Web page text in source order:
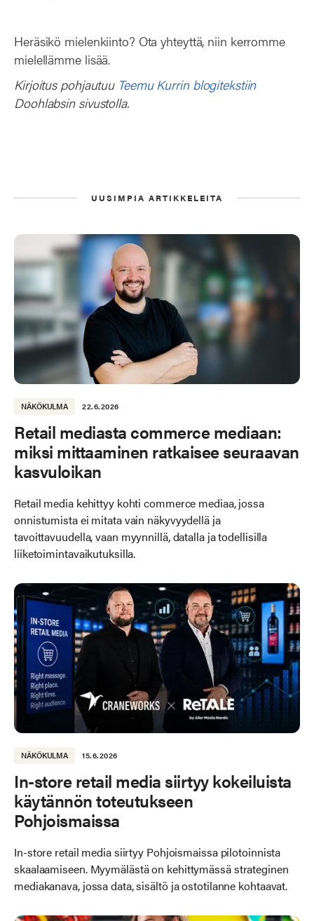
Heräsikö mielenkiinto? Ota yhteyttä, niin kerromme
mielellämme lisää.
Kirjoitus pohjautuu Teemu Kurrin blogitekstiin
Doohlabsin sivustolla.
UUSIMPIA ARTIKKELEITA
NÄKÖKULMA 22.6.2026
Retail mediasta commerce mediaan:
miksi mittaaminen ratkaisee seuraavan
kasvuloikan
Retail media kehittyy kohti commerce mediaa, jossa
onnistumista ei mitata vain näkyvyydellä ja
tavoittavuudella, vaan myynnillä, datalla ja todellisilla
liiketoimintavaikutuksilla.
NÄKÖKULMA 15.6.2026
In-store retail media siirtyy kokeiluista
käytännön toteutukseen
Pohjoismaissa
In-store retail media siirtyy Pohjoismaissa pilotoinnista
skaalaamiseen. Myymälästä on kehittymässä strateginen
mediakanava, jossa data, sisältö ja ostotilanne kohtaavat.